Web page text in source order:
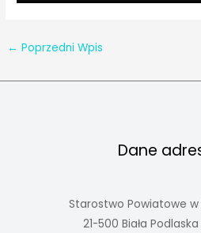
← Poprzedni Wpis
Dane
Starostwo Powiatowe w
21-500 Biała